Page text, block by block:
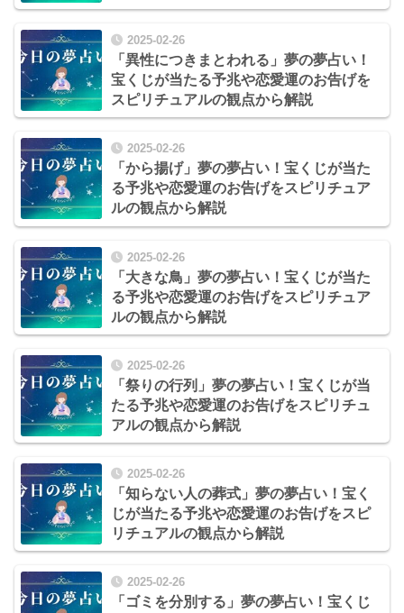
2025-02-26
「異性につきまとわれる」夢の夢占い！
宝くじが当たる予兆や恋愛運のお告げを
スピリチュアルの観点から解説
2025-02-26
「から揚げ」夢の夢占い！宝くじが当た
る予兆や恋愛運のお告げをスピリチュア
ルの観点から解説
2025-02-26
「大きな鳥」夢の夢占い！宝くじが当た
る予兆や恋愛運のお告げをスピリチュア
ルの観点から解説
2025-02-26
「祭りの行列」夢の夢占い！宝くじが当
たる予兆や恋愛運のお告げをスピリチュ
アルの観点から解説
2025-02-26
「知らない人の葬式」夢の夢占い！宝く
じが当たる予兆や恋愛運のお告げをスピ
リチュアルの観点から解説
2025-02-26
「ゴミを分別する」夢の夢占い！宝くじ